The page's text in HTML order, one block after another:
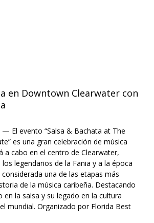
en Downtown Clearwater con
El evento “Salsa & Bachata at The
es una gran celebración de música
a cabo en el centro de Clearwater,
legendarios de la Fania y a la época
una de las etapas más
de la música caribeña. Destacando
la salsa y su legado en la cultura
mundial. Organizado por Florida Best